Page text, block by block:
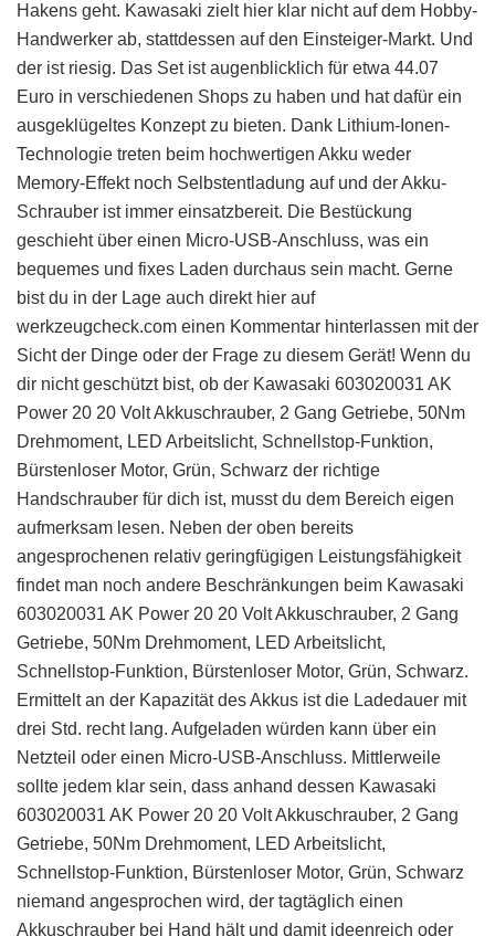
Hakens geht. Kawasaki zielt hier klar nicht auf dem Hobby-
Handwerker ab, stattdessen auf den Einsteiger-Markt. Und
der ist riesig. Das Set ist augenblicklich für etwa 44.07
Euro in verschiedenen Shops zu haben und hat dafür ein
ausgeklügeltes Konzept zu bieten. Dank Lithium-Ionen-
Technologie treten beim hochwertigen Akku weder
Memory-Effekt noch Selbstentladung auf und der Akku-
Schrauber ist immer einsatzbereit. Die Bestückung
geschieht über einen Micro-USB-Anschluss, was ein
bequemes und fixes Laden durchaus sein macht. Gerne
bist du in der Lage auch direkt hier auf
werkzeugcheck.com einen Kommentar hinterlassen mit der
Sicht der Dinge oder der Frage zu diesem Gerät! Wenn du
dir nicht geschützt bist, ob der Kawasaki 603020031 AK
Power 20 20 Volt Akkuschrauber, 2 Gang Getriebe, 50Nm
Drehmoment, LED Arbeitslicht, Schnellstop-Funktion,
Bürstenloser Motor, Grün, Schwarz der richtige
Handschrauber für dich ist, musst du dem Bereich eigen
aufmerksam lesen. Neben der oben bereits
angesprochenen relativ geringfügigen Leistungsfähigkeit
findet man noch andere Beschränkungen beim Kawasaki
603020031 AK Power 20 20 Volt Akkuschrauber, 2 Gang
Getriebe, 50Nm Drehmoment, LED Arbeitslicht,
Schnellstop-Funktion, Bürstenloser Motor, Grün, Schwarz.
Ermittelt an der Kapazität des Akkus ist die Ladedauer mit
drei Std. recht lang. Aufgeladen würden kann über ein
Netzteil oder einen Micro-USB-Anschluss. Mittlerweile
sollte jedem klar sein, dass anhand dessen Kawasaki
603020031 AK Power 20 20 Volt Akkuschrauber, 2 Gang
Getriebe, 50Nm Drehmoment, LED Arbeitslicht,
Schnellstop-Funktion, Bürstenloser Motor, Grün, Schwarz
niemand angesprochen wird, der tagtäglich einen
Akkuschrauber bei Hand hält und damit ideenreich oder